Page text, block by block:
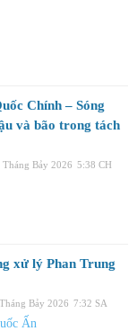
Chính – Sóng
và bão trong tách
Bảy 2026 5:38 CH
xử lý Phan Trung
Bảy 2026 7:32 SA
Ấn